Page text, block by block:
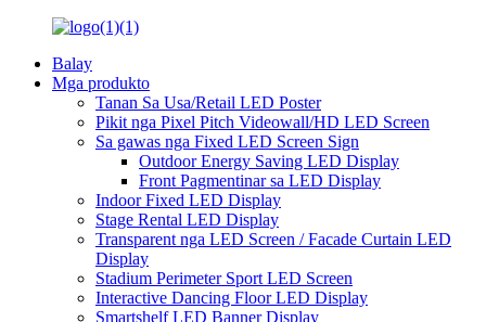
Balay
Mga produkto
Tanan Sa Usa/Retail LED Poster
Pikit nga Pixel Pitch Videowall/HD LED Screen
Sa gawas nga Fixed LED Screen Sign
Outdoor Energy Saving LED Display
Front Pagmentinar sa LED Display
Indoor Fixed LED Display
Stage Rental LED Display
Transparent nga LED Screen / Facade Curtain LED
Display
Stadium Perimeter Sport LED Screen
Interactive Dancing Floor LED Display
Smartshelf LED Banner Display